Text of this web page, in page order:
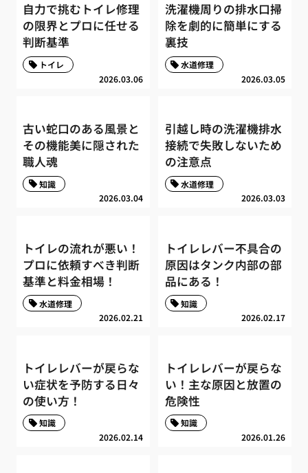
自力で挑むトイレ修理
の限界とプロに任せる
判断基準
2026.03.06
トイレ
洗濯機周りの排水口掃
除を劇的に簡単にする
裏技
2026.03.05
水道修理
古い蛇口のある風景と
その機能美に隠された
職人魂
2026.03.04
知識
引越し時の洗濯機排水
接続で失敗しないため
の注意点
2026.03.03
水道修理
トイレの流れが悪い！
プロに依頼すべき判断
基準と料金相場！
2026.02.21
水道修理
トイレレバー不具合の
原因はタンク内部の部
品にある！
2026.02.17
知識
トイレレバーが戻らな
い症状を予防する日々
の使い方！
2026.02.14
知識
トイレレバーが戻らな
い！主な原因と放置の
危険性
2026.01.26
知識